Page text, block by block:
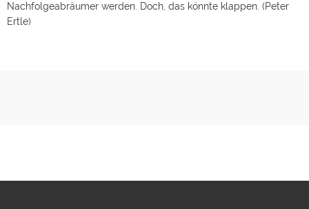
Nachfolgeabräumer werden. Doch, das könnte klappen. (Peter
Ertle)